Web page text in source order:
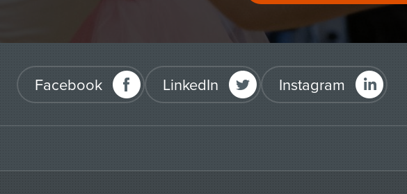
Facebook LinkedIn Instagram